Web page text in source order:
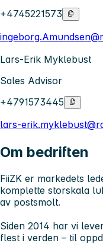
+4745221573
Lars-Erik Myklebust
Sales Advisor
+4791573445
lars-
Om bedriften
FiiZK er markedets
komplette storskala
av postsmolt.
Siden 2014 har vi
flest i verden – til